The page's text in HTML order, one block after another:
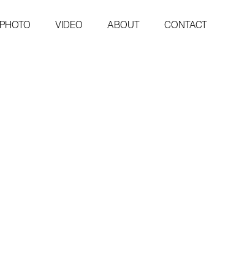
PHOTO VIDEO ABOUT CONTACT